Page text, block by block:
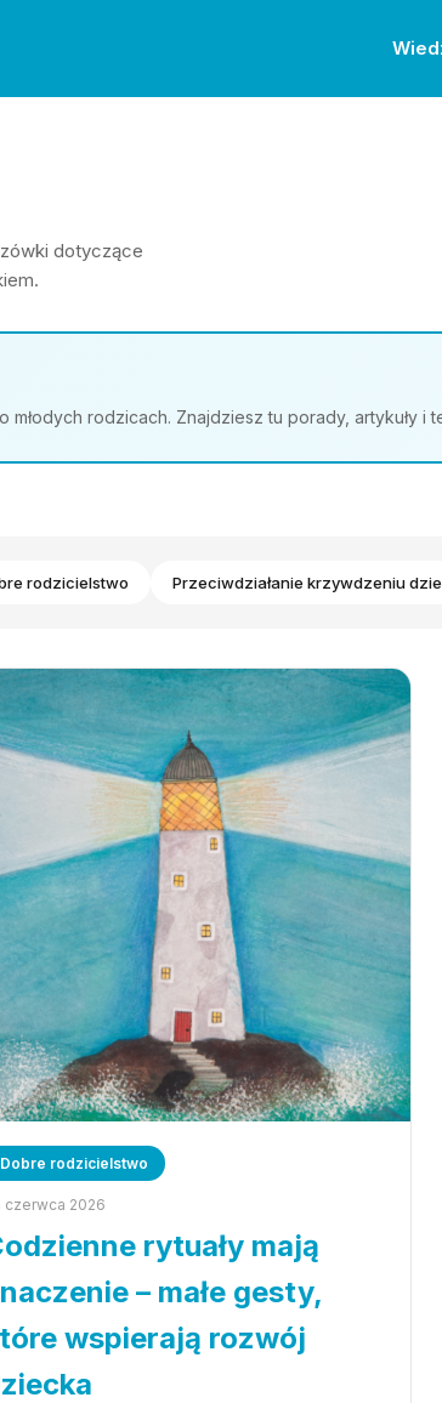
dotyczące
rodzicach. Znajdziesz tu porady, artykuły i
rodzicielstwo Przeciwdziałanie krzywdzeniu
Dobre rodzicielstwo
czerwca 2026
rytuały mają
– małe gesty,
wspierają rozwój